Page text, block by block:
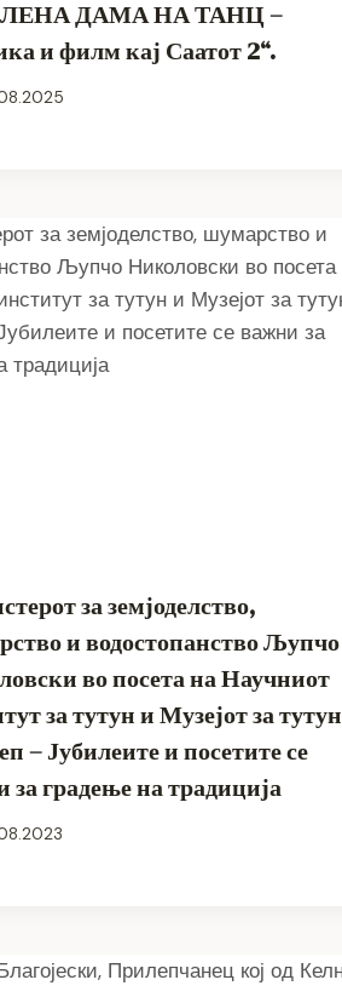
ДАМА НА ТАНЦ –
и филм кај Саатот 2“.
за земјоделство,
и водостопанство Љупчо
во посета на Научниот
за тутун и Музејот за тутун
– Јубилеите и посетите се
за градење на традиција